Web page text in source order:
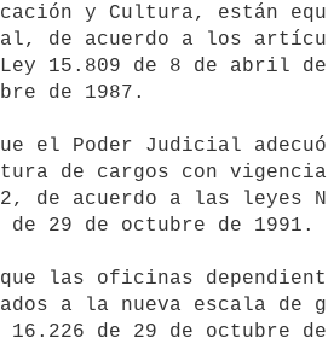
y Cultura, están
de acuerdo a los
15.809 de 8 de abril
de 1987.
de cargos con
de acuerdo a las leyes
de 29 de octubre de 1991.
a la nueva escala
16.226 de 29 de octubre